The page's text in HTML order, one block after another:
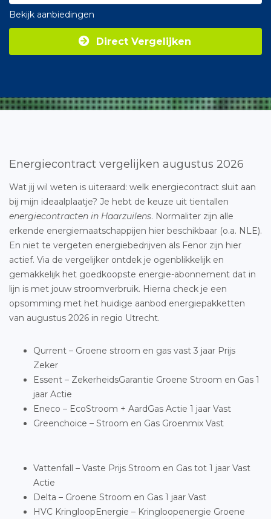
Bekijk aanbiedingen
Direct Vergelijken
Energiecontract vergelijken augustus 2026
Wat jij wil weten is uiteraard: welk energiecontract sluit aan
bij mijn ideaalplaatje? Je hebt de keuze uit tientallen
energiecontracten in Haarzuilens. Normaliter zijn alle
erkende energiemaatschappijen hier beschikbaar (o.a. NLE).
En niet te vergeten energiebedrijven als Fenor zijn hier
actief. Via de vergelijker ontdek je ogenblikkelijk en
gemakkelijk het goedkoopste energie-abonnement dat in
lijn is met jouw stroomverbruik. Hierna check je een
opsomming met het huidige aanbod energiepakketten
van augustus 2026 in regio Utrecht.
Qurrent – Groene stroom en gas vast 3 jaar Prijs
Zeker
Essent – ZekerheidsGarantie Groene Stroom en Gas 1
jaar Actie
Eneco – EcoStroom + AardGas Actie 1 jaar Vast
Greenchoice – Stroom en Gas Groenmix Vast
Vattenfall – Vaste Prijs Stroom en Gas tot 1 jaar Vast
Actie
Delta – Groene Stroom en Gas 1 jaar Vast
HVC KringloopEnergie – Kringloopenergie Groene